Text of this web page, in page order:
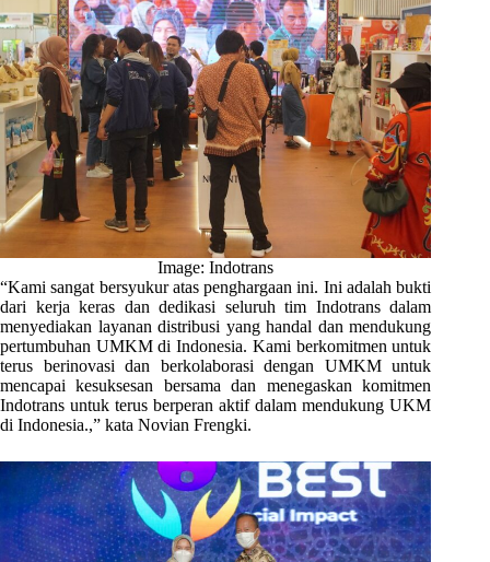
Image: Indotrans
“Kami sangat bersyukur atas penghargaan ini. Ini adalah bukti
dari kerja keras dan dedikasi seluruh tim Indotrans dalam
menyediakan layanan distribusi yang handal dan mendukung
pertumbuhan UMKM di Indonesia. Kami berkomitmen untuk
terus berinovasi dan berkolaborasi dengan UMKM untuk
mencapai kesuksesan bersama dan menegaskan komitmen
Indotrans untuk terus berperan aktif dalam mendukung UKM
di Indonesia.,” kata Novian Frengki.